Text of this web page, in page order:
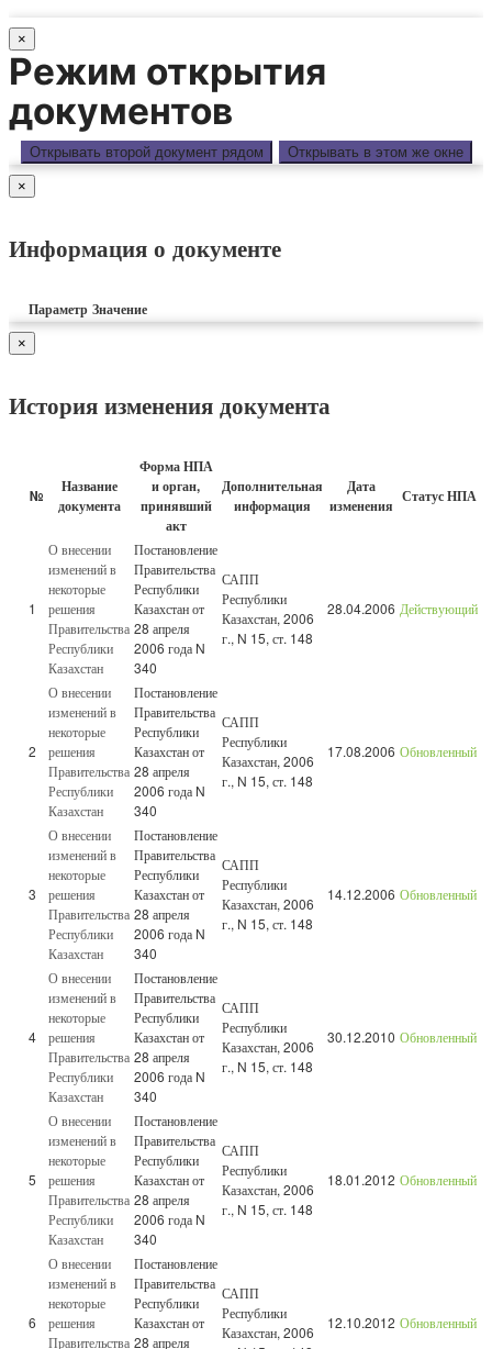
×
Режим открытия
документов
Открывать второй документ рядом Открывать в этом же окне
×
Информация о документе
Параметр Значение
×
История изменения документа
№
Название
документа
Форма НПА
и орган,
принявший
акт
Дополнительная
информация
Дата
изменения Статус НПА
1
О внесении
изменений в
некоторые
решения
Правительства
Республики
Казахстан
Постановление
Правительства
Республики
Казахстан от
28 апреля
2006 года N
340
САПП
Республики
Казахстан, 2006
г., N 15, ст. 148
28.04.2006 Действующий
2
О внесении
изменений в
некоторые
решения
Правительства
Республики
Казахстан
Постановление
Правительства
Республики
Казахстан от
28 апреля
2006 года N
340
САПП
Республики
Казахстан, 2006
г., N 15, ст. 148
17.08.2006 Обновленный
3
О внесении
изменений в
некоторые
решения
Правительства
Республики
Казахстан
Постановление
Правительства
Республики
Казахстан от
28 апреля
2006 года N
340
САПП
Республики
Казахстан, 2006
г., N 15, ст. 148
14.12.2006 Обновленный
4
О внесении
изменений в
некоторые
решения
Правительства
Республики
Казахстан
Постановление
Правительства
Республики
Казахстан от
28 апреля
2006 года N
340
САПП
Республики
Казахстан, 2006
г., N 15, ст. 148
30.12.2010 Обновленный
5
О внесении
изменений в
некоторые
решения
Правительства
Республики
Казахстан
Постановление
Правительства
Республики
Казахстан от
28 апреля
2006 года N
340
САПП
Республики
Казахстан, 2006
г., N 15, ст. 148
18.01.2012 Обновленный
6
О внесении
изменений в
некоторые
решения
Правительства
Постановление
Правительства
Республики
Казахстан от
28 апреля
САПП
Республики
Казахстан, 2006
12.10.2012 Обновленный